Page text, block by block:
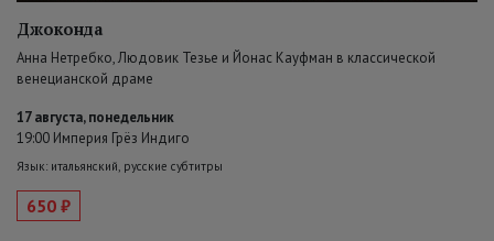
Джоконда
Анна Нетребко, Людовик Тезье и Йонас Кауфман в классической
венецианской драме
17 августа, понедельник
19:00 Империя Грёз Индиго
Язык: итальянский, русские субтитры
650 ₽